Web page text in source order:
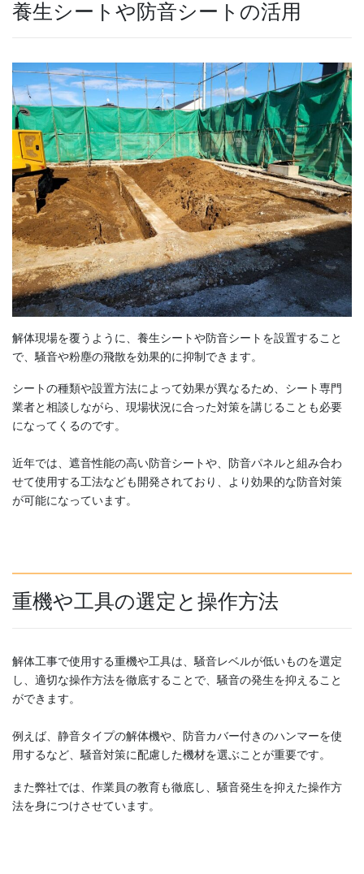
養生シートや防音シートの活用
解体現場を覆うように、養生シートや防音シートを設置すること
で、騒音や粉塵の飛散を効果的に抑制できます。
シートの種類や設置方法によって効果が異なるため、シート専門
業者と相談しながら、現場状況に合った対策を講じることも必要
になってくるのです。
近年では、遮音性能の高い防音シートや、防音パネルと組み合わ
せて使用する工法なども開発されており、より効果的な防音対策
が可能になっています。
重機や工具の選定と操作方法
解体工事で使用する重機や工具は、騒音レベルが低いものを選定
し、適切な操作方法を徹底することで、騒音の発生を抑えること
ができます。
例えば、静音タイプの解体機や、防音カバー付きのハンマーを使
用するなど、騒音対策に配慮した機材を選ぶことが重要です。
また弊社では、作業員の教育も徹底し、騒音発生を抑えた操作方
法を身につけさせています。